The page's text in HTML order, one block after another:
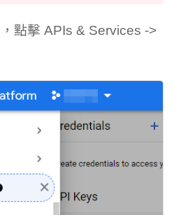
點擊 APIs & Services ->